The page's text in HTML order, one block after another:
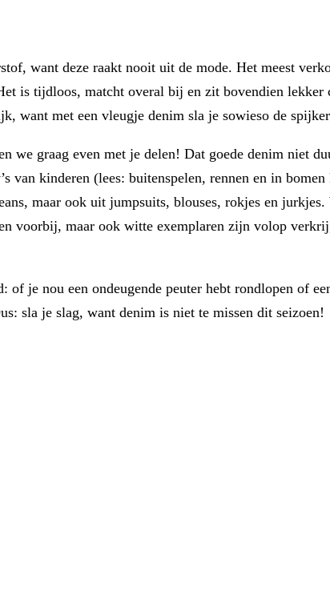
want deze raakt nooit uit de mode. Het meest
is tijdloos, matcht overal bij en zit bovendien
want met een vleugje denim sla je sowieso de
we graag even met je delen! Dat goede denim niet
van kinderen (lees: buitenspelen, rennen en in
maar ook uit jumpsuits, blouses, rokjes en
voorbij, maar ook witte exemplaren zijn volop
je nou een ondeugende peuter hebt rondlopen of
sla je slag, want denim is niet te missen dit seizoen!